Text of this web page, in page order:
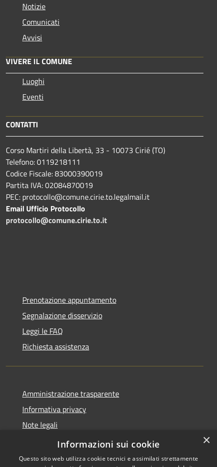
Notizie
Comunicati
Avvisi
VIVERE IL COMUNE
Luoghi
Eventi
CONTATTI
Corso Martiri della Libertà, 33 - 10073 Cirié (TO)
Telefono: 0119218111
Codice Fiscale: 83000390019
Partita IVA: 02084870019
PEC: protocollo@comune.cirie.to.legalmail.it
Email Ufficio Protocollo
protocollo@comune.cirie.to.it
Prenotazione appuntamento
Segnalazione disservizio
Leggi le FAQ
Richiesta assistenza
Amministrazione trasparente
Informativa privacy
Note legali
Dichiarazione di accessibilità
×
Informazioni sui cookie
Questo sito web utilizza cookie tecnici e assimilati strettamente